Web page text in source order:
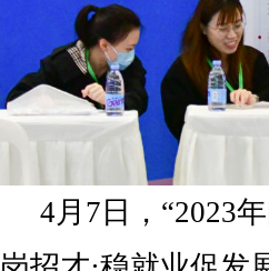
4月7日，“2023